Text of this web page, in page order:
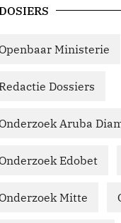
Ministerie
Dossiers
Aruba
Edobet
Mitte